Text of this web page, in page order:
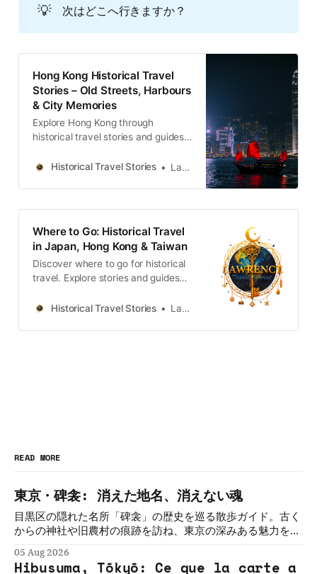
💡 次はどこへ行きますか？
Hong Kong Historical Travel
Stories – Old Streets, Harbours
& City Memories
Explore Hong Kong through
historical travel stories and guides.
neighbourhoods filled with
Historical Travel Stories Lawrence
Where to Go: Historical Travel
in Japan, Hong Kong & Taiwan
Discover where to go for historical
travel. Explore stories and guides
Taiwan, more destinations like the
Historical Travel Stories Lawrence
READ MORE
東京・碑衾: 消えた地名、消えない魂
目黒区の隠れた名所「碑衾」の歴史を巡る散歩ガイド。古く
からの神社や旧農村の痕跡を訪ね、東京の深みある魅力を再
05 Aug 2026
Hibusuma, Tōkyō: Ce que la carte a